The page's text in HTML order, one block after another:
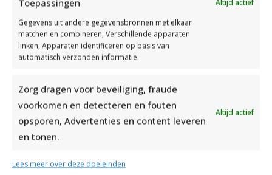
Toepassingen
Altijd actief
Gegevens uit andere gegevensbronnen met elkaar
matchen en combineren, Verschillende apparaten
linken, Apparaten identificeren op basis van
automatisch verzonden informatie.
Zorg dragen voor beveiliging, fraude
voorkomen en detecteren en fouten
opsporen, Advertenties en content leveren
en tonen.
Altijd actief
Lees meer over deze doeleinden